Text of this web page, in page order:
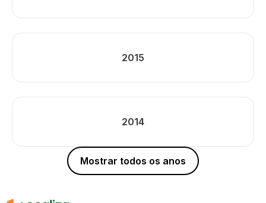
2015
2014
Mostrar todos os anos